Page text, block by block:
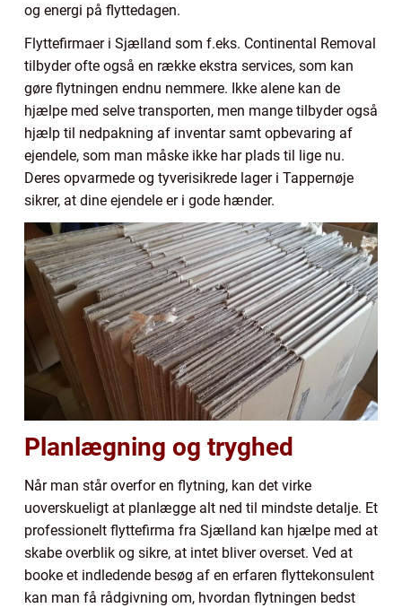
og energi på flyttedagen.
Flyttefirmaer i Sjælland som f.eks. Continental Removal
tilbyder ofte også en række ekstra services, som kan
gøre flytningen endnu nemmere. Ikke alene kan de
hjælpe med selve transporten, men mange tilbyder også
hjælp til nedpakning af inventar samt opbevaring af
ejendele, som man måske ikke har plads til lige nu.
Deres opvarmede og tyverisikrede lager i Tappernøje
sikrer, at dine ejendele er i gode hænder.
Planlægning og tryghed
Når man står overfor en flytning, kan det virke
uoverskueligt at planlægge alt ned til mindste detalje. Et
professionelt flyttefirma fra Sjælland kan hjælpe med at
skabe overblik og sikre, at intet bliver overset. Ved at
booke et indledende besøg af en erfaren flyttekonsulent
kan man få rådgivning om, hvordan flytningen bedst